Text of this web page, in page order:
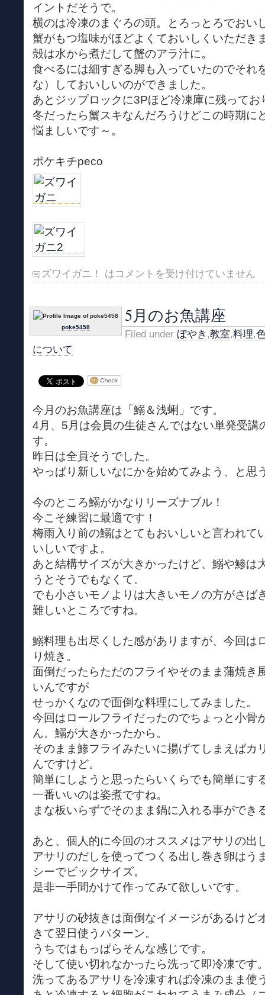
イントだそうで。
横のは冷凍のまぐろの頭。とろっとろでおい
蟹がもつ塩味がほどよくておいしくいただき
殻は水から煮だして蟹のアラ汁に。
食べるには細すぎる脚も入っていたのでそれ
な）しておいしいのができました。
あとジップロックに3Pほど冷凍庫に残ってお
冬だったら蟹スキなんだろうけどこの時期に
悩ましいです～。
ポケキチpeco
ズワイガニ！ はコメントを受け付けていません
poke5458
5月のお魚講座
Filed under ぼやき ,教室,料理,
について
今月のお魚講座は「鰯＆浅蜊」です。
4月、5月は会員の生徒さんではない単発受講
す。
昨日は全員そうでした。
やっぱり新しいなにかを始めてみよう、と思
今のところ鰯がかなりリーズナブル！
今こそ練習に最適です！
梅雨入り前の鰯はとてもおいしいと言われて
いしいですよ。
あと結構サイズが大きかったけど、鰯や鯵は
うとそうでもなくて。
でも小さいモノよりは大きいモノの方がさば
難しいところですね。
鰯料理も出尽くした感がありますが、今回は
り焼き。
面倒だったらただのフライやそのまま蒲焼き
いんですが
せっかくなので面倒な料理にしてみました。
今回はロールフライだったのでちょっと小骨
ん。鰯が大きかったから。
そのまま鯵フライみたいに揚げてしまえばカ
んですけど。
簡単にしようと思ったらいくらでも簡単にす
一番いいのは姿煮ですね。
まな板いらずでそのまま鍋に入れる事ができ
あと、個人的に今回のオススメはアサリの出
アサリのだしを使ってつくる出し巻き卵はう
シーでビックサイズ。
是非一手間かけて作ってみて欲しいです。
アサリの砂抜きは面倒なイメージがあるけど
きて翌日使うパターン。
うちではもっぱらそんな感じです。
そして使い切れなかったら洗って即冷凍です
洗ってあるアサリを冷凍すれば冷凍のまま使